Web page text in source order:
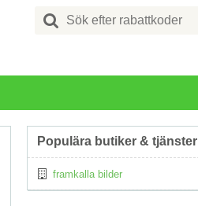
Search
for:
Populära butiker & tjänster
framkalla bilder